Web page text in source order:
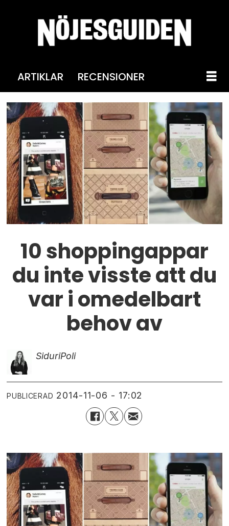
ARTIKLAR RECENSIONER
10 shoppingappar
du inte visste att du
var i omedelbart
behov av
SiduriPoli
PUBLICERAD 2014-11-06 - 17:02